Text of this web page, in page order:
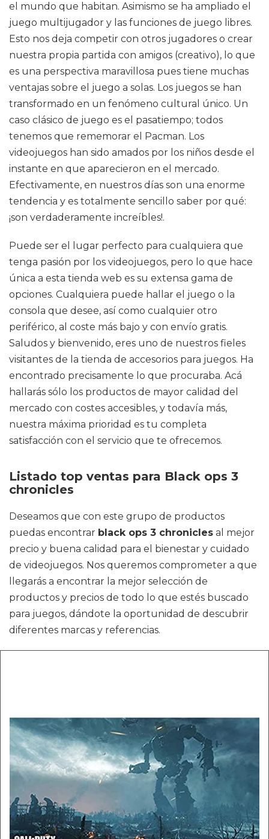
el mundo que habitan. Asimismo se ha ampliado el
juego multijugador y las funciones de juego libres.
Esto nos deja competir con otros jugadores o crear
nuestra propia partida con amigos (creativo), lo que
es una perspectiva maravillosa pues tiene muchas
ventajas sobre el juego a solas. Los juegos se han
transformado en un fenómeno cultural único. Un
caso clásico de juego es el pasatiempo; todos
tenemos que rememorar el Pacman. Los
videojuegos han sido amados por los niños desde el
instante en que aparecieron en el mercado.
Efectivamente, en nuestros días son una enorme
tendencia y es totalmente sencillo saber por qué:
¡son verdaderamente increíbles!.
Puede ser el lugar perfecto para cualquiera que
tenga pasión por los videojuegos, pero lo que hace
única a esta tienda web es su extensa gama de
opciones. Cualquiera puede hallar el juego o la
consola que desee, así como cualquier otro
periférico, al coste más bajo y con envío gratis.
Saludos y bienvenido, eres uno de nuestros fieles
visitantes de la tienda de accesorios para juegos. Ha
encontrado precisamente lo que procuraba. Acá
hallarás sólo los productos de mayor calidad del
mercado con costes accesibles, y todavía más,
nuestra máxima prioridad es tu completa
satisfacción con el servicio que te ofrecemos.
Listado top ventas para Black ops 3
chronicles
Deseamos que con este grupo de productos
puedas encontrar black ops 3 chronicles al mejor
precio y buena calidad para el bienestar y cuidado
de videojuegos. Nos queremos comprometer a que
llegarás a encontrar la mejor selección de
productos y precios de todo lo que estés buscado
para juegos, dándote la oportunidad de descubrir
diferentes marcas y referencias.